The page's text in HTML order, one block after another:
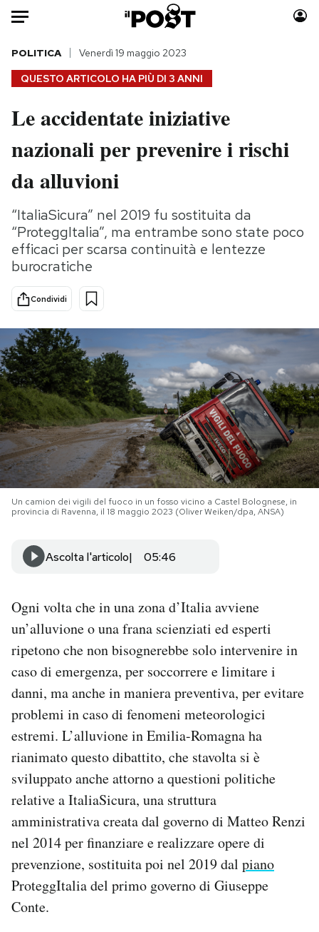
Auto
HOME
Italia
Politica
Tecnologia
Scienza
Cultura
Economia
Sport
Moda
Consumismi
Media
Europa
PODCAST
NEWSLETTER
I MIEI PREFERITI
SHOP
Area Personale
Newsletter
Notifiche mobile
Regala il Post
Hai bisogno di aiuto?
QUESTO ARTICOLO HA PIÙ DI 3 ANNI
POLITICA Venerdì 19 maggio 2023
Le accidentate iniziative
nazionali per prevenire i rischi
da alluvioni
“ItaliaSicura” nel 2019 fu sostituita da
“ProteggItalia”, ma entrambe sono state poco
efficaci per scarsa continuità e lentezze
burocratiche
Condividi
Un camion dei vigili del fuoco in un fosso vicino a Castel Bolognese, in
provincia di Ravenna, il 18 maggio 2023 (Oliver Weiken/dpa, ANSA)
Ascolta l'articolo 05:46
Ogni volta che in una zona d’Italia avviene
un’alluvione o una frana scienziati ed esperti
ripetono che non bisognerebbe solo intervenire in
caso di emergenza, per soccorrere e limitare i
danni, ma anche in maniera preventiva, per evitare
problemi in caso di fenomeni meteorologici
estremi. L’alluvione in Emilia-Romagna ha
rianimato questo dibattito, che stavolta si è
sviluppato anche attorno a questioni politiche
relative a ItaliaSicura, una struttura
amministrativa creata dal governo di Matteo Renzi
nel 2014 per finanziare e realizzare opere di
prevenzione, sostituita poi nel 2019 dal piano
ProteggItalia del primo governo di Giuseppe
Conte.